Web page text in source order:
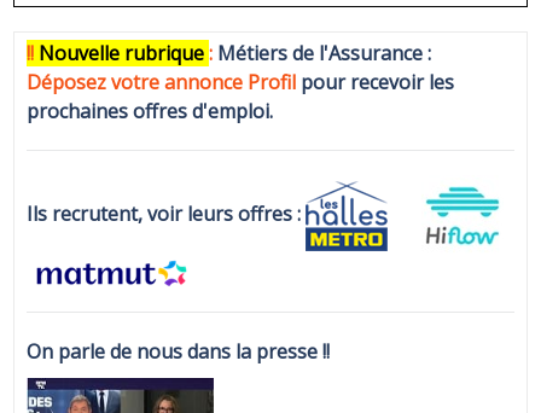
!! Nouvelle rubrique: Métiers de l'Assurance :
Déposez votre annonce Profil pour recevoir les
prochaines offres d'emploi.
Ils recrutent, voir leurs offres :
On parle de nous dans la presse !!